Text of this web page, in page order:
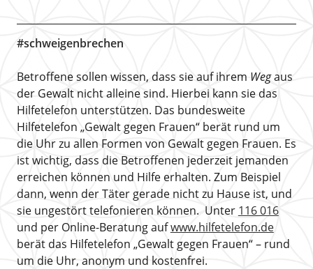
#schweigenbrechen
Betroffene sollen wissen, dass sie auf ihrem Wegaus
der Gewalt nicht alleine sind. Hierbei kann sie das
Hilfetelefon unterstützen. Das bundesweite
Hilfetelefon „Gewalt gegen Frauen“ berät rund um
die Uhr zu allen Formen von Gewalt gegen Frauen. Es
ist wichtig, dass die Betroffenen jederzeit jemanden
erreichen können und Hilfe erhalten. Zum Beispiel
dann, wenn der Täter gerade nicht zu Hause ist, und
sie ungestört telefonieren können. Unter 116 016
und per Online-Beratung aufwww.hilfetelefon.de
berät das Hilfetelefon „Gewalt gegen Frauen“ – rund
um die Uhr, anonym und kostenfrei.